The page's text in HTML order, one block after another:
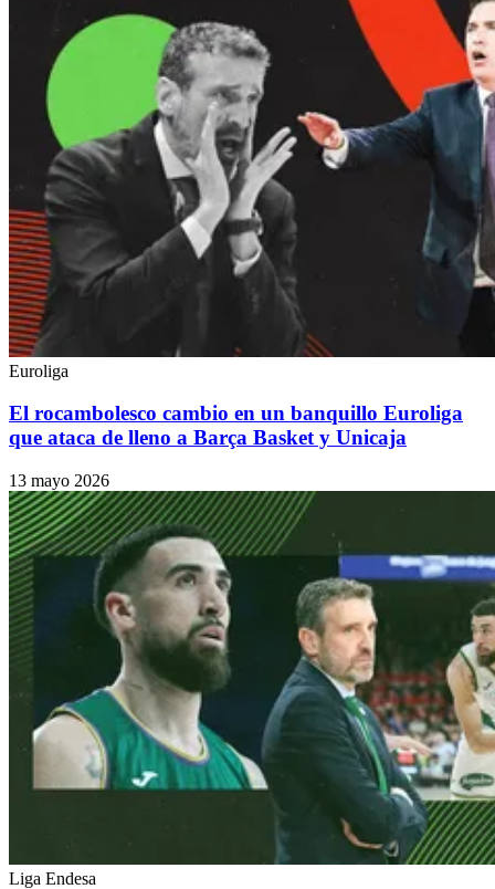
Euroliga
El rocambolesco cambio en un banquillo Euroliga
que ataca de lleno a Barça Basket y Unicaja
13 mayo 2026
Liga Endesa